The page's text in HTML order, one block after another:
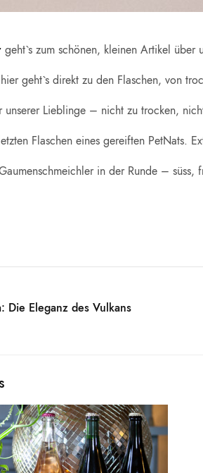
geht`s zum schönen, kleinen Artikel über
geht`s direkt zu den Flaschen, von
unserer Lieblinge – nicht zu trocken,
Flaschen eines gereiften PetNats.
in der Runde – süss,
Die Eleganz des Vulkans